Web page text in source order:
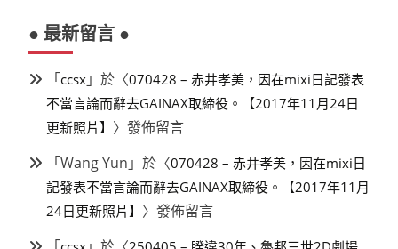
● 最新留言 ●
「ccsx 」於〈070428 – 赤井孝美，因在mixi日記發表
不當言論而辭去GAINAX取締役。【2017年11月24日
更新照片】 〉發佈留言
「Wang Yun 」於〈070428 – 赤井孝美，因在mixi日
記發表不當言論而辭去GAINAX取締役。【2017年11月
24日更新照片】 〉發佈留言